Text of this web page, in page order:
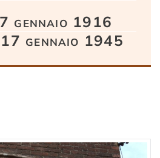
gennaio 1916
gennaio 1945